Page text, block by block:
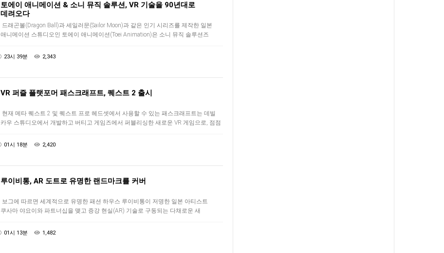
토에이 애니메이션 & 소니 뮤직 솔루션, VR 기술을 90년대로
데려오다
드래곤볼(Dragon Ball)과 세일러문(Sailor Moon)과 같은 인기 시리즈를 제작한 일본
애니메이션 스튜디오인 토에이 애니메이션(Toei Animation)은 소니 뮤직 솔루션즈
23시 39분 2,343
VR 퍼즐 플랫포머 패스크래프트, 퀘스트 2 출시
현재 메타 퀘스트 2 및 퀘스트 프로 헤드셋에서 사용할 수 있는 패스크래프트는 데빌
카우 스튜디오에서 개발하고 버티고 게임즈에서 퍼블리싱한 새로운 VR 게임으로, 점점
01시 18분 2,420
루이비통, AR 도트로 유명한 랜드마크를 커버
보그에 따르면 세계적으로 유명한 패션 하우스 루이비통이 저명한 일본 아티스트
쿠사마 야요이와 파트너십을 맺고 증강 현실(AR) 기술로 구동되는 다채로운 새
01시 13분 1,482